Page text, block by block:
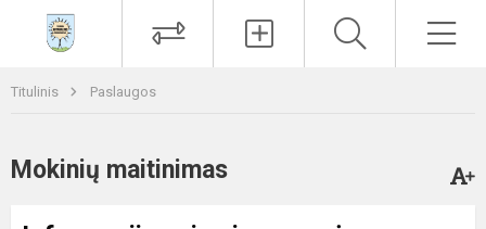
Titulinis Paslaugos
Mokinių maitinimas